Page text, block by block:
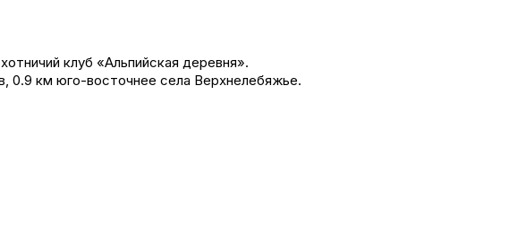
White Predator
клуб «Альпийская деревня».
0.9 км юго-восточнее села Верхнелебяжье.